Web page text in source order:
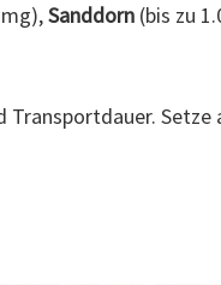
Sanddorn (bis zu